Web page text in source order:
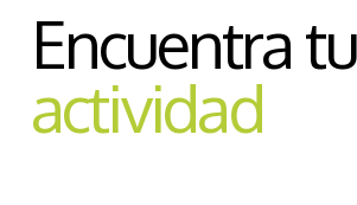
Encuentra tu
actividad